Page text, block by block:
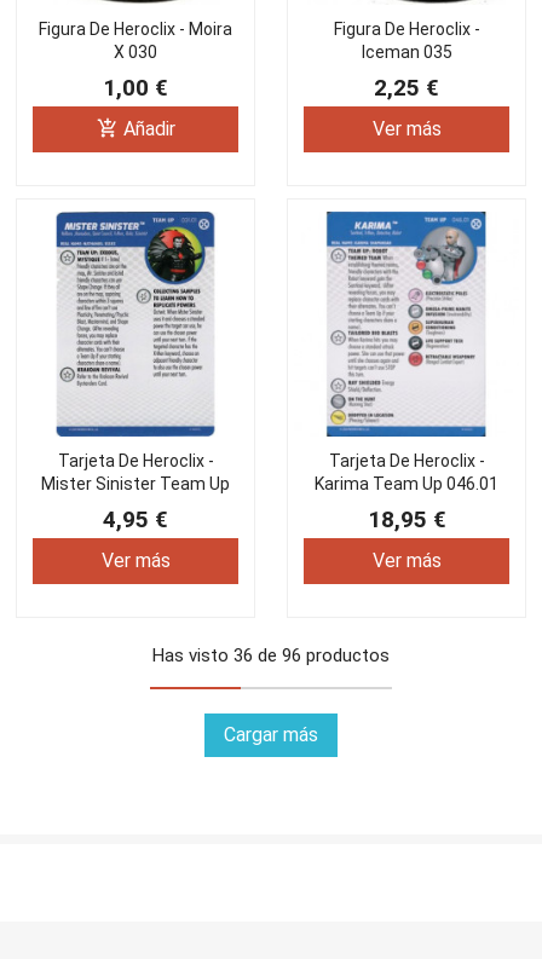
Figura De Heroclix - Moira
X 030
1,00 €
add_shopping_cart Añadir
Figura De Heroclix -
Iceman 035
2,25 €
Ver más
Tarjeta De Heroclix -
Mister Sinister Team Up
4,95 €
Ver más
Tarjeta De Heroclix -
Karima Team Up 046.01
18,95 €
Ver más
Has visto 36 de 96 productos
Cargar más